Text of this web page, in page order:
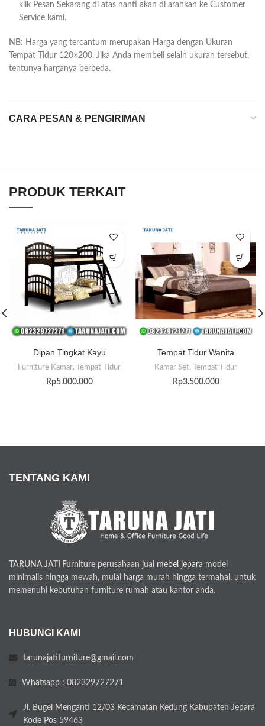
klik Pesan Sekarang di atas nanti akan di arahkan ke Customer
Service kami.
NB: Harga yang tercantum merupakan Harga dengan Ukuran
Tempat Tidur 120×200. Jika Anda membeli selain ukuran tersebut,
tentunya harganya berbeda.
CARA PESAN & PENGIRIMAN
PRODUK TERKAIT
Dipan Tingkat Kayu
Furniture Kamar,
Tempat Tidur
Rp5.000.000
Tempat Tidur Wanita
Kamar Set,
Tempat Tidur
Rp3.500.000
TENTANG KAMI
TARUNA JATI Furniture perusahaan jual mebel jepara model
minimalis hingga mewah, mulai harga murah hingga termahal, untuk
memenuhi kebutuhan furniture rumah atau kantor anda.
HUBUNGI KAMI
tarunajatifurniture@gmail.com
Whatsapp : 082329727271
Jl. Bugel Menganti 12/03 Kecamatan Kedung Kabupaten Jepara
Kode Pos 59463